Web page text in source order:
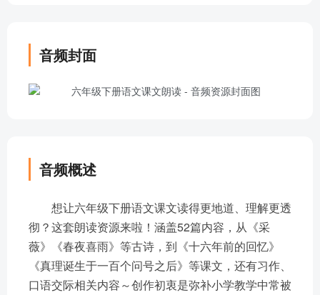
音频封面
音频概述
想让六年级下册语文课文读得更地道、理解更透
彻？这套朗读资源来啦！涵盖52篇内容，从《采
薇》《春夜喜雨》等古诗，到《十六年前的回忆》
《真理诞生于一百个问号之后》等课文，还有习作、
口语交际相关内容～创作初衷是弥补小学教学中常被